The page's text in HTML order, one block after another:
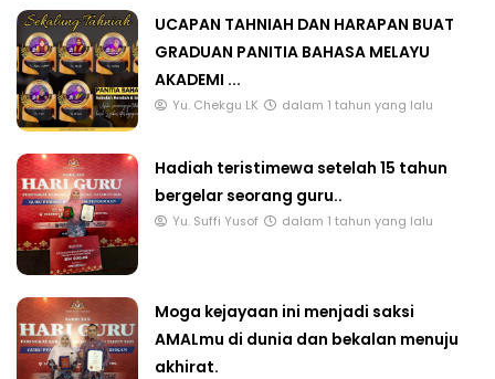
UCAPAN TAHNIAH DAN HARAPAN BUAT
GRADUAN PANITIA BAHASA MELAYU
AKADEMI ...
Yu. Chekgu LK dalam 1 tahun yang lalu
Hadiah teristimewa setelah 15 tahun
bergelar seorang guru..
Yu. Suffi Yusof dalam 1 tahun yang lalu
Moga kejayaan ini menjadi saksi
AMALmu di dunia dan bekalan menuju
akhirat.